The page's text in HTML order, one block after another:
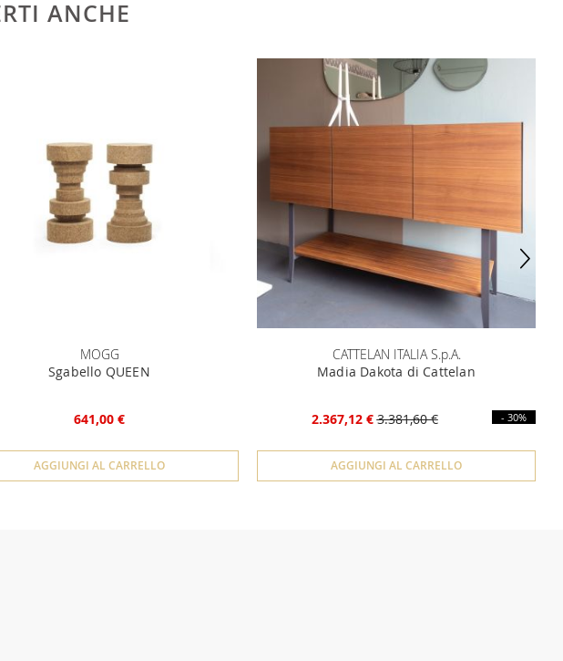
ANCHE
MOGG
Sgabello QUEEN
641,00 €
AGGIUNGI AL CARRELLO
CATTELAN ITALIA S.p.A.
Madia Dakota di Cattelan
2.367,12 € 3.381,60 € - 30%
AGGIUNGI AL CARRELLO